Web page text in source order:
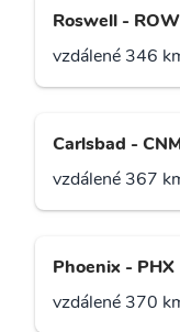
Roswell - ROW
vzdálené 346
Carlsbad -
vzdálené 367
Phoenix - PHX
vzdálené 370